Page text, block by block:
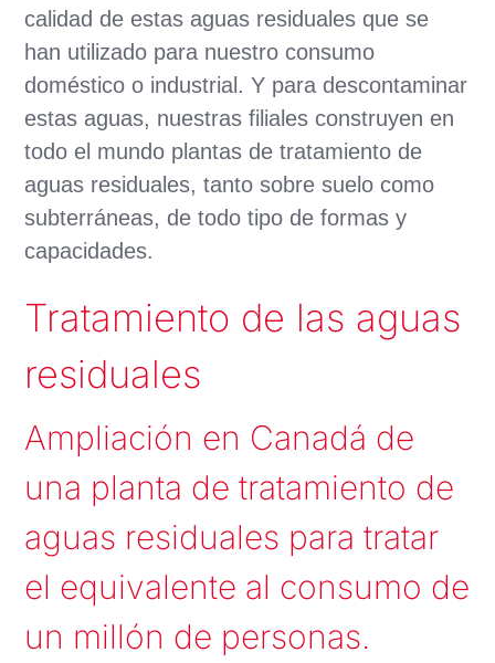
calidad de estas aguas residuales que se
han utilizado para nuestro consumo
doméstico o industrial. Y para descontaminar
estas aguas, nuestras filiales construyen en
todo el mundo plantas de tratamiento de
aguas residuales, tanto sobre suelo como
subterráneas, de todo tipo de formas y
capacidades.
Tratamiento de las aguas
residuales
Ampliación en Canadá de
una planta de tratamiento de
aguas residuales para tratar
el equivalente al consumo de
un millón de personas.